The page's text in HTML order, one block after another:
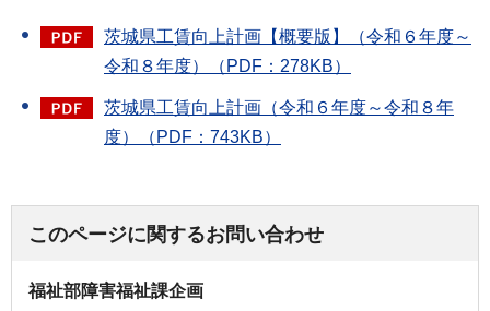
茨城県工賃向上計画【概要版】（令和６年度～
令和８年度）（PDF：278KB）
茨城県工賃向上計画（令和６年度～令和８年
度）（PDF：743KB）
このページに関するお問い合わせ
福祉部障害福祉課企画